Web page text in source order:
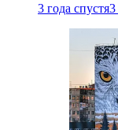
3 года спустя3